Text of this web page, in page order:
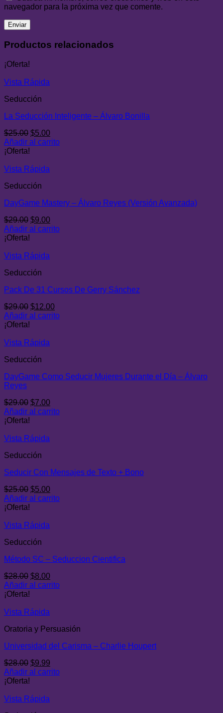
navegador para la próxima vez que comente.
Productos relacionados
¡Oferta!
Vista Rápida
Seducción
La Seducción Inteligente – Álvaro Bonilla
$25.00 El
precio
$25.00.
$5.00El
precio
Añadir al carrito
¡Oferta!
Vista Rápida
Seducción
DayGame Mastery – Álvaro Reyes (Versión Avanzada)
$29.00 El
precio
$29.00.
$9.00El
precio
Añadir al carrito
¡Oferta!
Vista Rápida
Seducción
Pack De 31 Cursos De Gerry Sánchez
$29.00 El
precio
$29.00.
$12.00El
precio
Añadir al carrito
¡Oferta!
Vista Rápida
Seducción
DayGame Como Seducir Mujeres Durante el Día – Álvaro
Reyes
$29.00 El
precio
$29.00.
$7.00El
precio
Añadir al carrito
¡Oferta!
Vista Rápida
Seducción
Seducir Con Mensajes de Texto + Bono
$25.00 El
precio
$25.00.
$5.00El
precio
Añadir al carrito
¡Oferta!
Vista Rápida
Seducción
Método SC – Seduccion Cientifica
$28.00 El
precio
$28.00.
$8.00El
precio
Añadir al carrito
¡Oferta!
Vista Rápida
Oratoria y Persuasión
Universidad del Carisma – Charlie Houpert
$28.00 El
precio
$28.00.
$9.99
precio
Añadir al carrito
¡Oferta!
Vista Rápida